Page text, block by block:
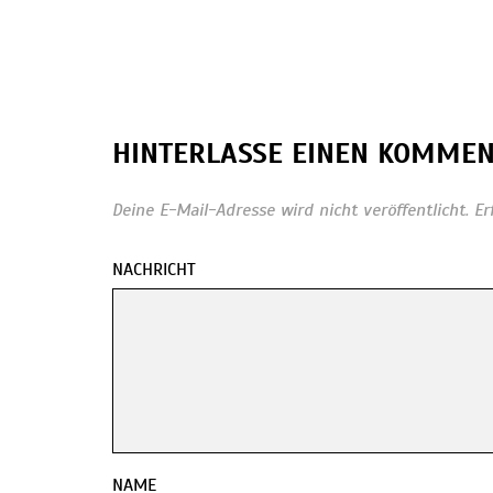
HINTERLASSE EINEN
Deine E-Mail-Adresse wird nicht veröffentlicht.
NACHRICHT
NAME